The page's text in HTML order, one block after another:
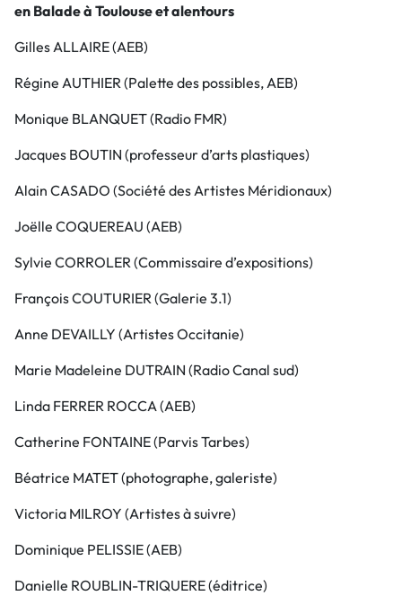
en Balade à Toulouse et alentours
Gilles ALLAIRE (AEB)
Régine AUTHIER (Palette des possibles, AEB)
Monique BLANQUET (Radio FMR)
Jacques BOUTIN (professeur d’arts plastiques)
Alain CASADO (Société des Artistes Méridionaux)
Joëlle COQUEREAU (AEB)
Sylvie CORROLER (Commissaire d’expositions)
François COUTURIER (Galerie 3.1)
Anne DEVAILLY (Artistes Occitanie)
Marie Madeleine DUTRAIN (Radio Canal sud)
Linda FERRER ROCCA (AEB)
Catherine FONTAINE (Parvis Tarbes)
Béatrice MATET (photographe, galeriste)
Victoria MILROY (Artistes à suivre)
Dominique PELISSIE (AEB)
Danielle ROUBLIN-TRIQUERE (éditrice)